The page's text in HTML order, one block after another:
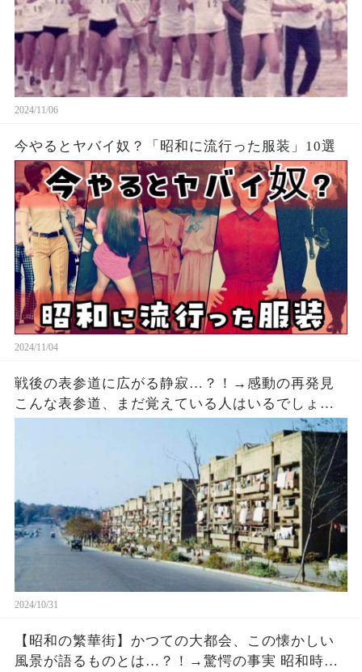
2024/11/06
今やるとヤバイ奴？「昭和に流行った服装」10選
2024/11/04
戦後の表参道に広がる静寂…？！→感動の再発見
こんな表参道、まだ覚えている人はいるでしょう
2024/10/31
【昭和の繁華街】かつての大都会、この懐かしい
風景が語るものとは…？！→驚愕の事実 昭和時代